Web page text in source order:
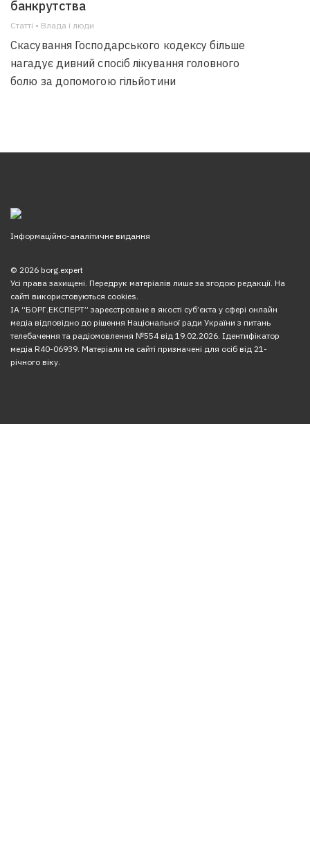
банкрутства
Статті • Влада i люди
Скасування Господарського кодексу більше
нагадує дивний спосіб лікування головного
болю за допомогою гільйотини
Інформаційно-аналітичне видання
© 2026 borg.expert
Усі права захищені. Передрук матеріалів лише за згодою редакції. На
сайті використовуються cookies.
ІА “БОРГ.ЕКСПЕРТ” зареєстроване в якості суб’єкта у сфері онлайн
медіа відповідно до рішення Національної ради України з питань
телебачення та радіомовлення №554 від 19.02.2026. Ідентифікатор
медіа R40-06939. Матеріали на сайті призначені для осіб від 21-
річного віку.